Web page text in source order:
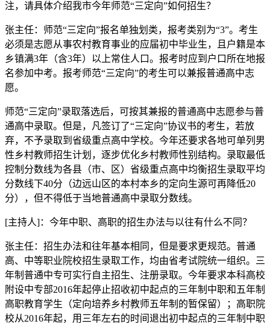
注，请具体介绍我市今年师范“三定向”如何招生？
张主任：师范“三定向”报名单独划类，报考类别为“3”。考生
必须是志愿从事农村教育事业的应届初中毕业生，且户籍是本
乡镇满3年（含3年）以上常住人口。报考时应到户口所在地报
名参加中考。报考师范“三定向”的考生可以兼报普通高中志
愿。
师范“三定向”录取落选后，可按其兼报的普通高中志愿参与普
通高中录取。但是，凡签订了“三定向”协议书的考生，若放
弃，不予录取到省级重点高中学校。今年还要求各地可单列男
性乡村教师招生计划，逐步优化乡村教师性别结构。录取最低
控制分数线为各县（市、区）省级重点高中均衡招生录取平均
分数线下40分（边远山区的本村本乡的定向生源可再降低20
分），但不得低于当地普通高中录取分数线。
[主持人]：今年中职、高职的招生办法与以往有什么不同？
张主任：招生办法和往年基本相同，但是要求更规范。普通
高、中等职业院校招生录取工作，均由省考试院统一组织。三
年制普通中专可实行自主招生、注册录取。今年要求本科高校
附设中专部2016年起停止招收初中起点的三年制中职和五年制
高职教育学生（定向培养乡村教师五年制的暂保留）；高职院
校从2016年起，用三年左右的时间退出初中起点的三年制中职